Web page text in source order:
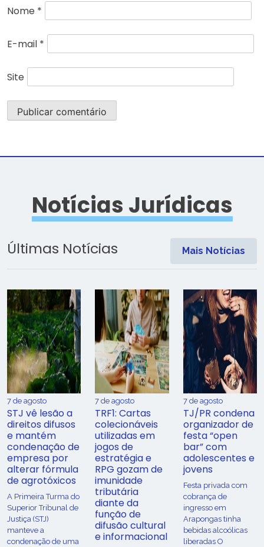
Nome *
E-mail *
Site
Notícias Jurídicas
Últimas Notícias Mais Notícias
7 de agosto
STJ vê lesão a
direitos difusos
e mantém
condenação de
empresa por
alterar fórmula
de agrotóxicos
​A Primeira Turma do
Superior Tribunal de
Justiça (STJ)
manteve a
condenação de uma
7 de agosto
TRF1: Cartas
colecionáveis
utilizadas em
jogos de
estratégia e
RPG gozam de
imunidade
tributária
diante da
função de
difusão cultural
e informacional
7 de agosto
TJ/PR condena
organizador de
festa “open
bar” com
adolescentes e
jovens
Festa privada com
cobrança de
ingresso em
Arapongas tinha
bebidas alcoólicas
liberadas O